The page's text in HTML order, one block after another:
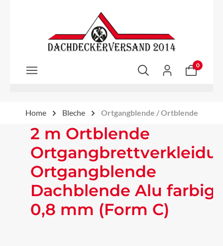
Zum Hauptinhalt springen
0
Home Bleche Ortgangblende / Ortblende
2 m Ortblende
Ortgangblende
Dachblende Alu farbig
0,8 mm (Form C)